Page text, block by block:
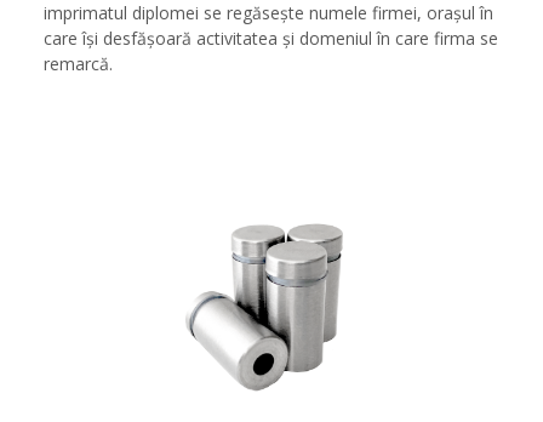
imprimatul diplomei se regăsește numele firmei, orașul în
care își desfășoară activitatea și domeniul în care firma se
remarcă.